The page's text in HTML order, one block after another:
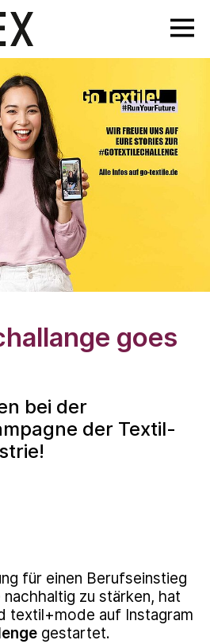
goes
bei der
der Textil-
für einen Berufseinstieg
zu stärken, hat
textil+mode auf Instagram
gestartet.